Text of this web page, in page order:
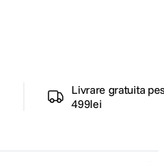
Livrare gratuita
499lei